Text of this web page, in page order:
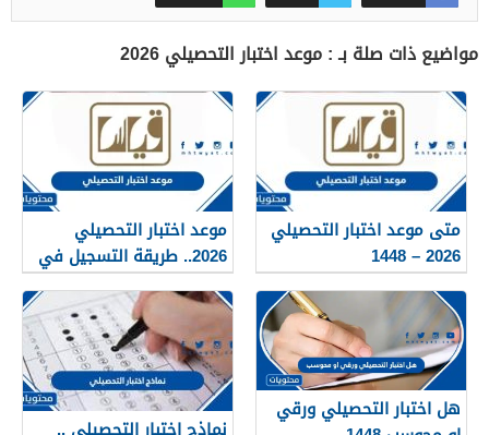
مواضيع ذات صلة بـ : موعد اختبار التحصيلي 2026
متى موعد اختبار التحصيلي
2026 – 1448
موعد اختبار التحصيلي
2026.. طريقة التسجيل في
الاختبار التحصيلي 1448
هل اختبار التحصيلي ورقي